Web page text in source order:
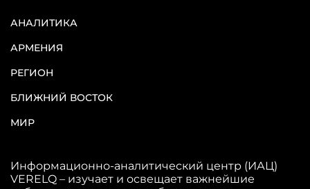
АНАЛИТИКА
АРМЕНИЯ
РЕГИОН
БЛИЖНИЙ ВОСТОК
МИР
Информационно-аналитический центр (ИАЦ)
VERELQ – изучает и освещает важнейшие